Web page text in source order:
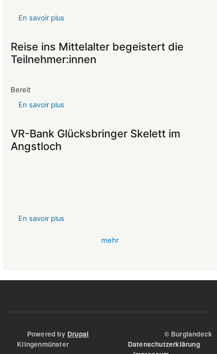
En savoir plus
der
Mitgliederversammlung
vom
Reise ins Mittelalter begeistert die
Teilnehmer:innen
Bereit
En savoir plus
ins
Mittelalter
VR-Bank Glücksbringer Skelett im
Angstloch
En savoir plus
mehr
Powered by Drupal © Burglandeck
Klingenmünster Datenschutzerklärung